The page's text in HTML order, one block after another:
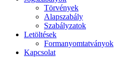
Törvények
Alapszabály
Szabályzatok
Letöltések
Formanyomtatványok
Kapcsolat